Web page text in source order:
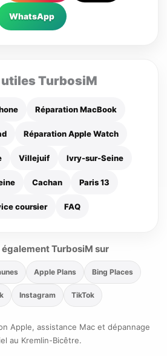
WhatsApp
utiles TurbosiM
Réparation MacBook
Réparation Apple Watch
Villejuif Ivry-sur-Seine
Cachan Paris 13
coursier FAQ
TurbosiM sur
Apple Plans Bing Places
Instagram TikTok
Apple, assistance Mac et dépannage
au Kremlin-Bicêtre.